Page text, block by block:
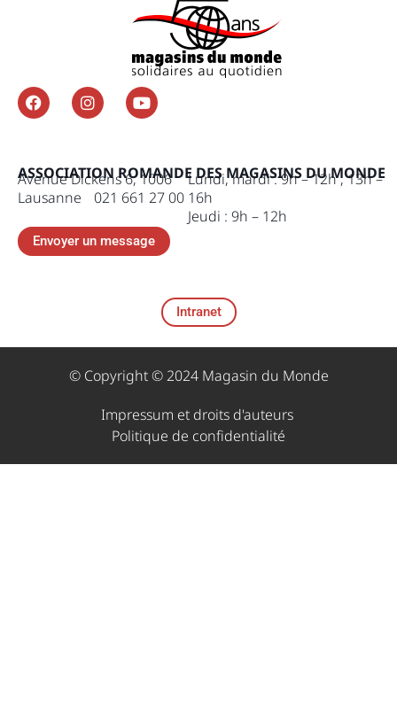
ASSOCIATION ROMANDE DES MAGASINS DU MONDE
Avenue Dickens 6, 1006
Lausanne 021 661 27 00
Lundi, mardi : 9h – 12h , 13h –
16h
Jeudi : 9h – 12h
Envoyer un message
Intranet
© Copyright © 2024 Magasin du Monde
Impressum et droits d'auteurs ​
Politique de confidentialité​